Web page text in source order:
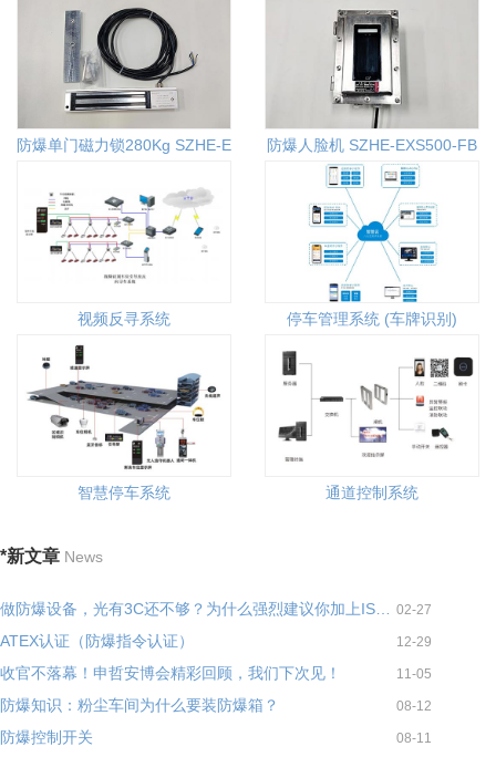
防爆单门磁力锁280Kg SZHE-EX280T防爆人脸机 SZHE-EXS500-FB
视频反寻系统 停车管理系统 (车牌识别)
智慧停车系统 通道控制系统
*新文章 News
02-27
ATEX认证（防爆指令认证） 12-29
收官不落幕！申哲安博会精彩回顾，我们下次见！ 11-05
防爆知识：粉尘车间为什么要装防爆箱？ 08-12
防爆控制开关 08-11